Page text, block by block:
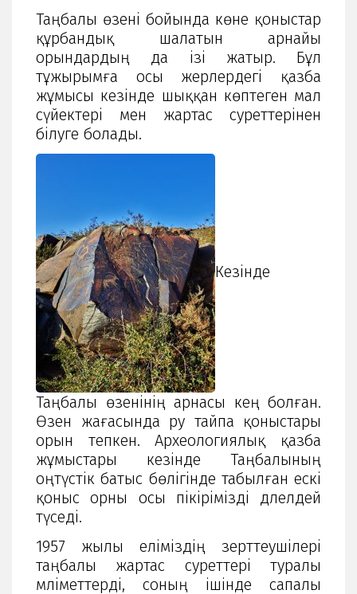
Таңбалы өзені бойында көне қоныстар
құрбандық шалатын арнайы
орындардың да ізі жатыр. Бұл
тұжырымға осы жерлердегі қазба
жұмысы кезінде шыққан көптеген мал
сүйектері мен жартас суреттерінен
білуге болады.
Кезінде
Таңбалы өзенінің арнасы кең болған.
Өзен жағасында ру тайпа қоныстары
орын тепкен. Археологиялық қазба
жұмыстары кезінде Таңбалының
оңтүстік батыс бөлігінде табылған ескі
қоныс орны осы пікірімізді дәлелдей
түседі.
1957 жылы еліміздің зерттеушілері
таңбалы жартас суреттері туралы
мәліметтерді, соның ішінде сапалы